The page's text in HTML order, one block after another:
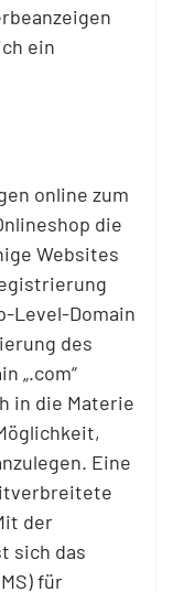
ein
online zum
die
Websites
Level-Domain
des
„.com“
in die Materie
Eine
der
sich das
für